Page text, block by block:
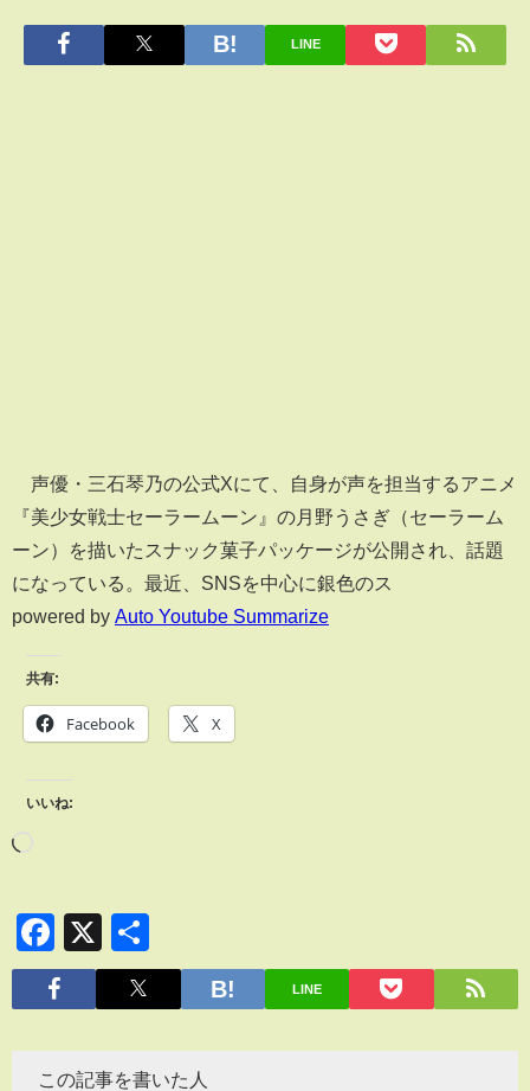
LINE
声優・三石琴乃の公式Xにて、自身が声を担当するアニメ
『美少女戦士セーラームーン』の月野うさぎ（セーラーム
ーン）を描いたスナック菓子パッケージが公開され、話題
になっている。最近、SNSを中心に銀色のス
powered by Auto Youtube Summarize
共有:
Facebook X
いいね:
Facebook
X
有
LINE
この記事を書いた人